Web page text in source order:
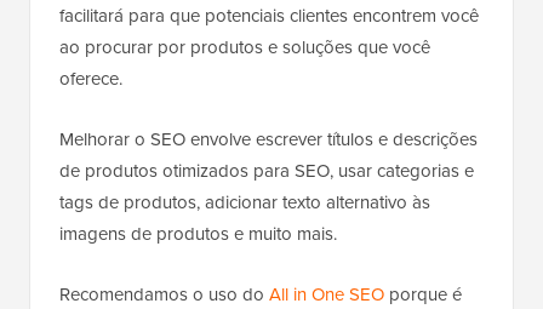
facilitará para que potenciais clientes encontrem você
ao procurar por produtos e soluções que você
oferece.
Melhorar o SEO envolve escrever títulos e descrições
de produtos otimizados para SEO, usar categorias e
tags de produtos, adicionar texto alternativo às
imagens de produtos e muito mais.
Recomendamos o uso do All in One SEO porque é